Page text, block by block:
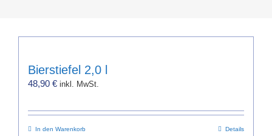
Bierstiefel 2,0 l
48,90 € inkl. MwSt.
In den Warenkorb Details